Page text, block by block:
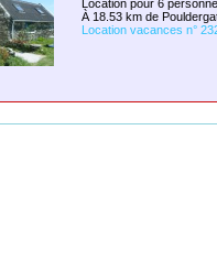
Location pour 6
À 18.53 km de
Location vacances n°